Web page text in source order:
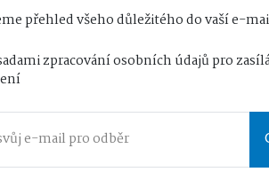
přehled všeho důležitého do vaší e-
zpracování osobních údajůpro